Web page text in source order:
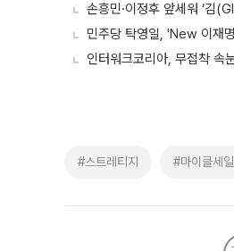
손흥민·이정후 앞세워 ‘김
민주당 탁영일, 'New 이재
인터워크코리아, 무접착 속
#스트레티지 #마이클세